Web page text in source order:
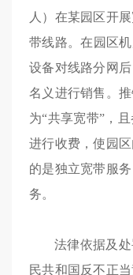
人）在某园区开
带线路。在园区
设备对线路分网
名义进行销售。
为“共享宽带”，
进行收费，使园
的是独立宽带服
务。
法律依据及
民共和国反不正